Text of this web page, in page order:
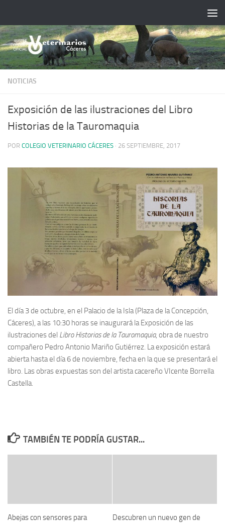
NOTICIAS
Exposición de las ilustraciones del Libro
Historias de la Tauromaquia
POR COLEGIO VETERINARIO CÁCERES · 26 SEPTIEMBRE, 2017
El día 3 de octubre, en el Palacio de la Isla (Plaza de la Concepción,
Cáceres), a las 10:30 horas se inaugurará la Exposición de las
ilustraciones del Libro Historias de la Tauromaquia, obra de nuestro
compañero Pedro Antonio Mariño Gutiérrez. La exposición estará
abierta hasta el día 6 de noviembre, fecha en la que se presentará el
libro. Las obras expuestas son del artista cacereño VIcente Borrella
Castella.
TAMBIÉN TE PODRÍA GUSTAR...
Abejas con sensores para
Descubren un nuevo gen de